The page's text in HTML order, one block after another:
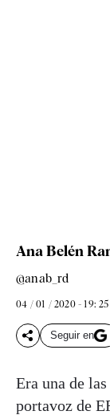
Ana Belén
@anab_rd
04 / 01 / 2020 - 19: 25
Seguir en
Era una de
portavoz de